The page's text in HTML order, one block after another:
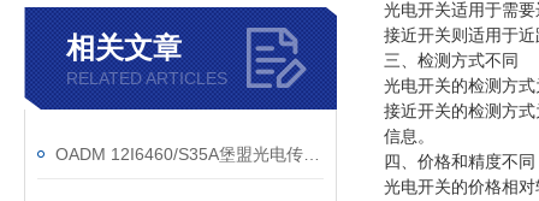
相关文章
RELATED ARTICLES
光电开关适用于需
接近开关则适用于
三、检测方式不同
光电开关的检测方
接近开关的检测方
信息。
四、价格和精度不同
光电开关的价格相